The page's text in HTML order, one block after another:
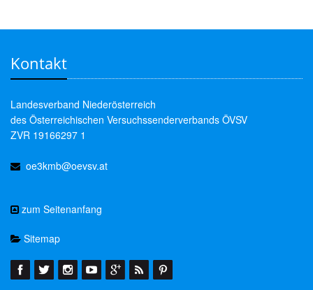
Kontakt
Landesverband Niederösterreich
des Österreichischen Versuchssenderverbands ÖVSV
ZVR 19166297 1
oe3kmb@oevsv.at
zum Seitenanfang
Sitemap